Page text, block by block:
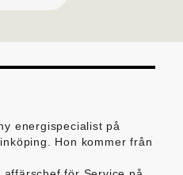
energispecialist på
Hon kommer från